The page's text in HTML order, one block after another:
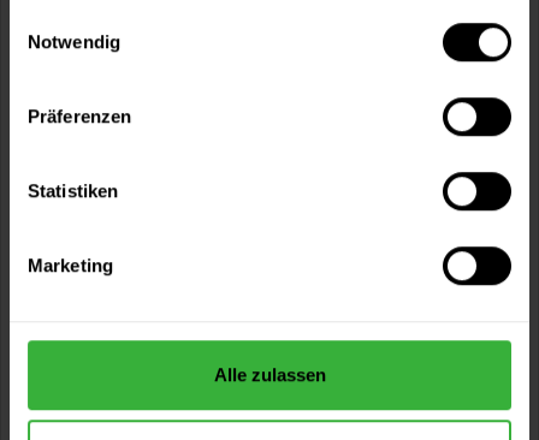
Notwendig
Präferenzen
Statistiken
Marketing
Alle zulassen
Hydro-PU-XSpray Filler 2220 (Weiß)
67,49 € / 1 Liter